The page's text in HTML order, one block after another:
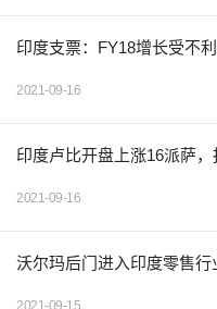
印度支票：FY18增长受不
2021-09-16
印度卢比开盘上涨16派萨
2021-09-16
沃尔玛后门进入印度零售行
2021-09-15